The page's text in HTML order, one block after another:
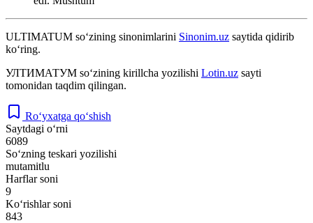
ULTIMATUM so‘zining sinonimlarini Sinonim.uz saytida qidirib
ko‘ring.
УЛТИМАТУМ so‘zining kirillcha yozilishi Lotin.uz sayti
tomonidan taqdim qilingan.
Ro‘yxatga qo‘shish
Saytdagi o‘rni
6089
So‘zning teskari yozilishi
mutamitlu
Harflar soni
9
Ko‘rishlar soni
843